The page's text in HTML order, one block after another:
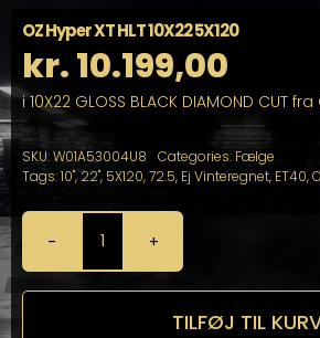
OZ Hyper XT HLT 10X22 5X120
kr.10.199,00
i 10X22 GLOSS BLACK DIAMOND CUT fra
SKU:W01A53004U8 Categories: Fælge
Tags:10",22", 5X120,72.5, Ej Vinteregnet, ET40,
OZ
Hyper
XT
TILFØJ TIL